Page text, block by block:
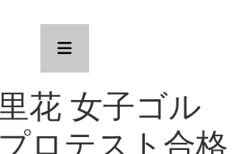
花 女子ゴル
ロテスト合格